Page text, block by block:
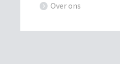
Over ons